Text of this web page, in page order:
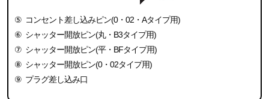
⑤ コンセント差し込みピン(0・02・Aタイプ用)
⑥ シャッター開放ピン(丸・B3タイプ用)
⑦ シャッター開放ピン(平・BFタイプ用)
⑧ シャッター開放ピン(0・02タイプ用)
⑨ プラグ差し込み口